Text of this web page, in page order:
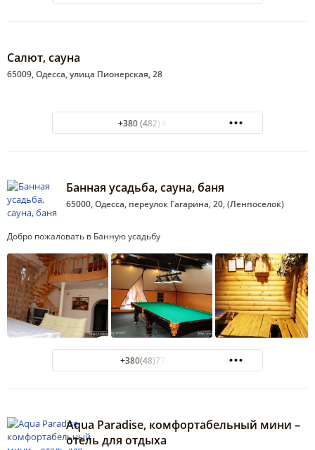
Салют, сауна
65009, Одесса, улица Пионерская, 28
+380 (482) 68-70-76
Банная усадьба, сауна, баня
65000, Одесса, переулок Гагарина, 20, (Ленпоселок)
Добро пожаловать в Банную усадьбу
+380(48)778-87-77
Aqua Paradise, комфортабельный мини –
отель для отдыха